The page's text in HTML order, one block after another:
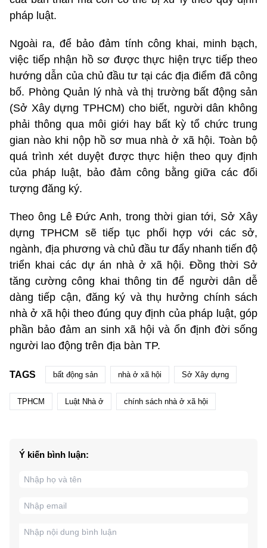
pháp luật.
Ngoài ra, để bảo đảm tính công khai, minh bạch,
việc tiếp nhận hồ sơ được thực hiện trực tiếp theo
hướng dẫn của chủ đầu tư tại các địa điểm đã công
bố. Phòng Quản lý nhà và thị trường bất động sản
(Sở Xây dựng TPHCM) cho biết, người dân không
phải thông qua môi giới hay bất kỳ tổ chức trung
gian nào khi nộp hồ sơ mua nhà ở xã hội. Toàn bộ
quá trình xét duyệt được thực hiện theo quy định
của pháp luật, bảo đảm công bằng giữa các đối
tượng đăng ký.
Theo ông Lê Đức Anh, trong thời gian tới, Sở Xây
dựng TPHCM sẽ tiếp tục phối hợp với các sở,
ngành, địa phương và chủ đầu tư đẩy nhanh tiến độ
triển khai các dự án nhà ở xã hội. Đồng thời Sở
tăng cường công khai thông tin để người dân dễ
dàng tiếp cận, đăng ký và thụ hưởng chính sách
nhà ở xã hội theo đúng quy định của pháp luật, góp
phần bảo đảm an sinh xã hội và ổn định đời sống
người lao động trên địa bàn TP.
TAGS bất động sản nhà ở xã hội Sở Xây dựng
TPHCM Luật Nhà ở chính sách nhà ở xã hội
Ý kiến bình luận: